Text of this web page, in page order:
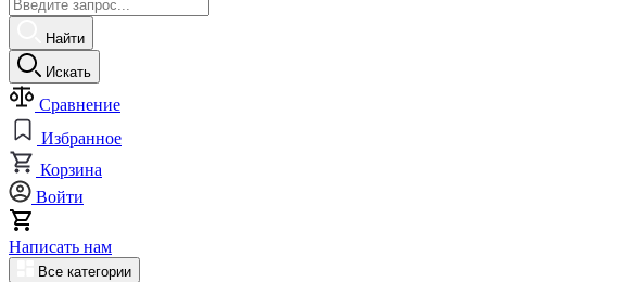
Найти
Искать
Сравнение
Избранное
Корзина
Войти
Написать нам
Все категории